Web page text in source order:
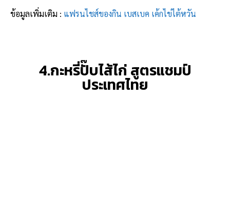
ข้อมูลเพิ่มเติม : แฟรนไชส์ของกิน เบสเบค เค้กไข่ไต้หวัน
4.กะหรี่ปั๊บไส้ไก่ สูตรแชมป์
ประเทศไทย